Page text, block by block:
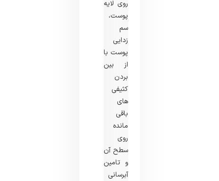
روی لایه
پوست،
سم
زدایی
پوست با
از بین
بردن
کثیفی
های
باقی
مانده
روی
سطح آن
و تامین
آبرسانی